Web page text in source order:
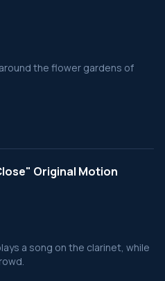
the flower gardens of
Original Motion
a song on the clarinet, while